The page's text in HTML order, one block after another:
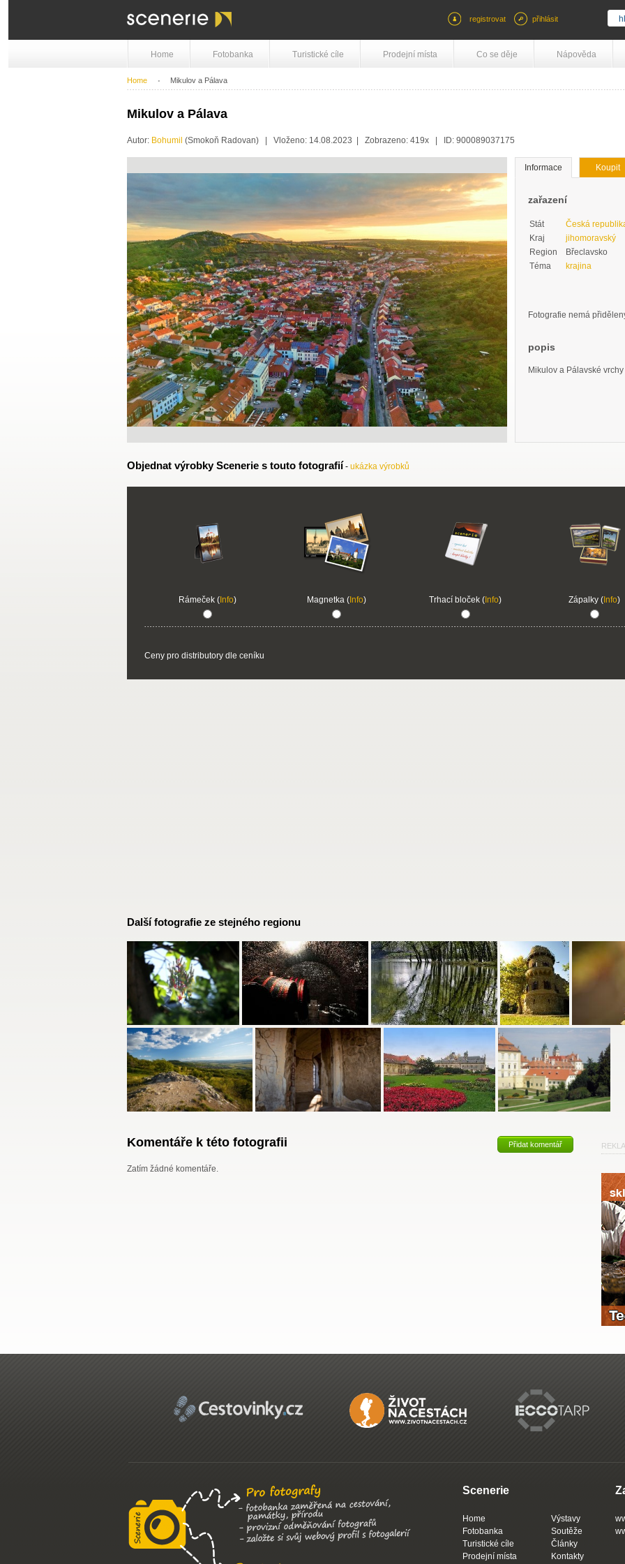
registrovat přihlásit
Home Fotobanka Turistické cíle Prodejní místa Co se děje Nápověda
Home Mikulov a Pálava
Mikulov a Pálava
Autor: Bohumil (Smokoň Radovan) | Vloženo: 14.08.2023 | Zobrazeno: 419x | ID: 900089037175
zařazení
Stát
Česká
Kraj
jihomoravský
Region
Břeclavsko
Téma
krajina
Fotografie nemá
popis
Mikulov a Pálavské vrchy
Informace Koupit
Objednat výrobky Scenerie s touto fotografií - ukázka výrobků
Rámeček (Info) Magnetka (Info) Trhací bloček ( Info) Zápalky ( Info)
Ceny pro distributory dle ceníku
Další fotografie ze stejného regionu
Komentáře k této fotografii Přidat komentář
Zatím žádné komentáře.
Scenerie
Home
Fotobanka
Turistické cíle
Prodejní místa
Výstavy
Soutěže
Články
Kontakty